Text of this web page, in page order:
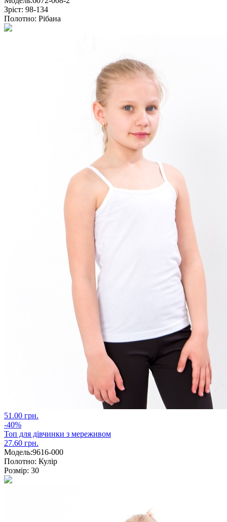
Зріст: 98-134
Полотно: Рібана
51.00 грн.
-40%
Топ для дівчинки з мереживом
27.60 грн.
Модель:9616-000
Полотно: Кулір
Розмір: 30